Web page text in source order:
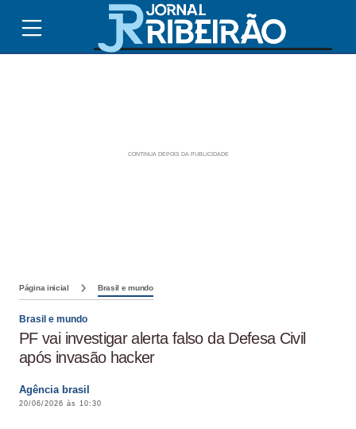
Página inicial Brasil e mundo
Brasil e mundo
PF vai investigar alerta falso da Defesa Civil
após invasão hacker
Agência brasil
20/06/2026 às 10:30